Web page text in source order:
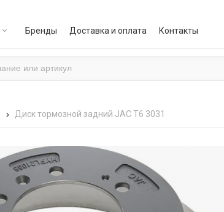
Бренды Доставка и оплата Контакты
Диск тормозной задний JAC Т6 3031